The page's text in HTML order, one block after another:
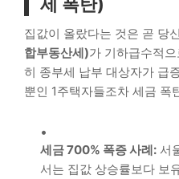
집값이 올랐다는 것은 곧 당
합부동산세)가 기하급수적
히 종부세 납부 대상자가 급
뿐인 1주택자들조차 세금 폭
세금 700% 폭증 사례: 서
서는 집값 상승률보다 보